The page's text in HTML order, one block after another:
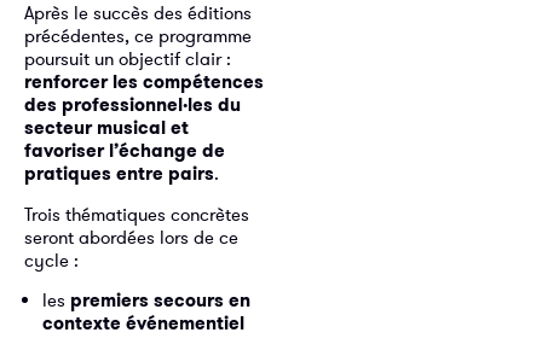
Après le succès des éditions
précédentes, ce programme
poursuit un objectif clair :
renforcer les compétences
des professionnel·les du
secteur musical et
favoriser l’échange de
pratiques entre pairs.
Trois thématiques concrètes
seront abordées lors de ce
cycle :
les premiers secours en
contexte événementiel